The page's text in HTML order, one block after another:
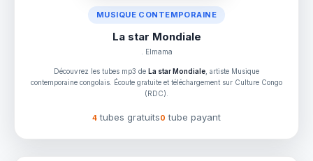
MUSIQUE CONTEMPORAINE
La star Mondiale
. Elmama
Découvrez les tubes mp3 de La star Mondiale , artiste Musique
contemporaine congolais. Écoute gratuite et téléchargement sur Culture Congo
(RDC).
4 tubes gratuits0 tube payant